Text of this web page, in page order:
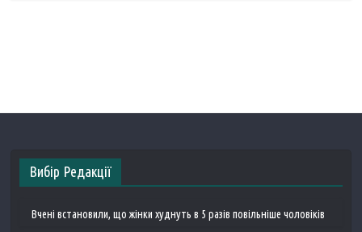
Вибір Редакції
Вчені встановили, що жінки худнуть в 5 разів повільніше чоловіків